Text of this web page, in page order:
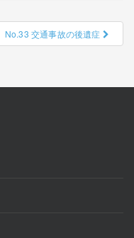
o
k
No.33 交通事故の後遺症